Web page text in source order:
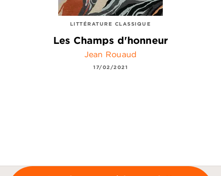
LITTÉRATURE CLASSIQUE
Les Champs d'honneur
Jean Rouaud
17/02/2021